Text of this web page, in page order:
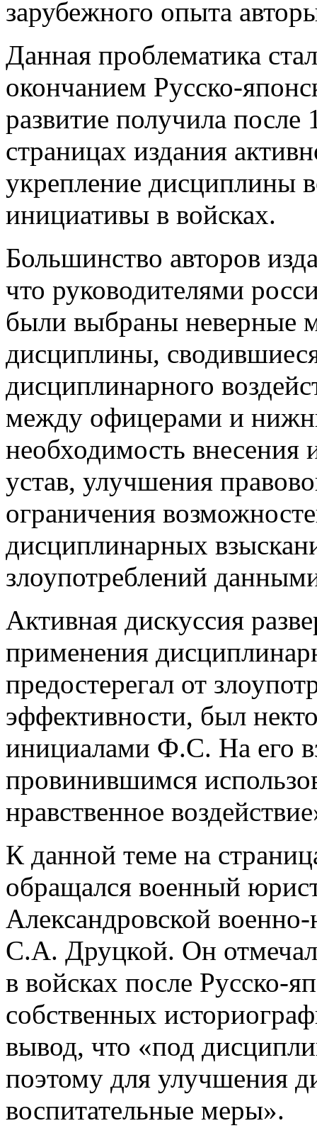
зарубежного опыта
Данная проблематика
окончанием Русско-
развитие получила после
страницах издания
укрепление дисциплины
инициативы в войсках.
Большинство авторов
что руководителями
были выбраны неверные
дисциплины,
дисциплинарного
между офицерами и
необходимость
устав, улучшения
ограничения
дисциплинарных
злоупотреблений
Активная дискуссия
применения
предостерегал от
эффективности, был
инициалами Ф.С. На его
провинившимся
нравственное
К данной теме на
обращался военный
Александровской
С.А. Друцкой. Он
в войсках после Русско-
собственных
вывод, что «под
поэтому для улучшения
воспитательные меры».